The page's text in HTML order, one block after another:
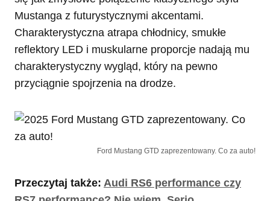
Mustanga z futurystycznymi akcentami.
Charakterystyczna atrapa chłodnicy, smukłe
reflektory LED i muskularne proporcje nadają mu
charakterystyczny wygląd, który na pewno
przyciągnie spojrzenia na drodze.
Ford Mustang GTD zaprezentowany. Co za auto!
Przeczytaj także: Audi RS6 performance czy